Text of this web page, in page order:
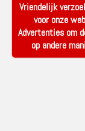
Vriendelijk
voor onze
Advertenties om
op andere